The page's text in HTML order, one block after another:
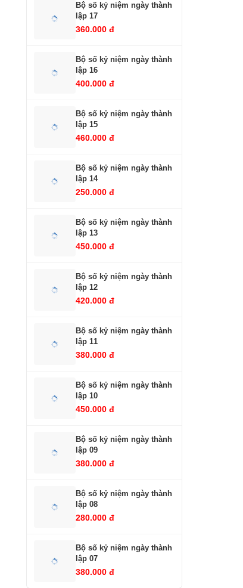
Bộ số kỷ niệm ngày thành
lập 17
360.000 đ
Bộ số kỷ niệm ngày thành
lập 16
400.000 đ
Bộ số kỷ niệm ngày thành
lập 15
460.000 đ
Bộ số kỷ niệm ngày thành
lập 14
250.000 đ
Bộ số kỷ niệm ngày thành
lập 13
450.000 đ
Bộ số kỷ niệm ngày thành
lập 12
420.000 đ
Bộ số kỷ niệm ngày thành
lập 11
380.000 đ
Bộ số kỷ niệm ngày thành
lập 10
450.000 đ
Bộ số kỷ niệm ngày thành
lập 09
380.000 đ
Bộ số kỷ niệm ngày thành
lập 08
280.000 đ
Bộ số kỷ niệm ngày thành
lập 07
380.000 đ